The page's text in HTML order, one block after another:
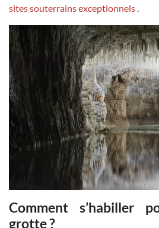
sites souterrains exceptionnels
Comment s’habiller
grotte ?